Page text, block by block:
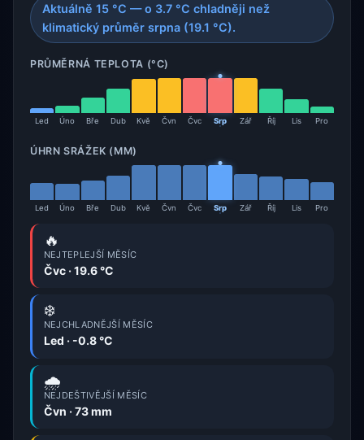
Aktuálně 15 °C — o 3.7 °C chladněji než
klimatický průměr srpna (19.1 °C).
PRŮMĚRNÁ TEPLOTA (°C)
Led Úno Bře Dub Kvě Čvn Čvc Srp Zář Říj Lis Pro
ÚHRN SRÁŽEK (MM)
Led Úno Bře Dub Kvě Čvn Čvc Srp Zář Říj Lis Pro
🔥
NEJTEPLEJŠÍ MĚSÍC
Čvc · 19.6 °C
❄️
NEJCHLADNĚJŠÍ MĚSÍC
Led · -0.8 °C
🌧️
NEJDEŠTIVĚJŠÍ MĚSÍC
Čvn · 73 mm